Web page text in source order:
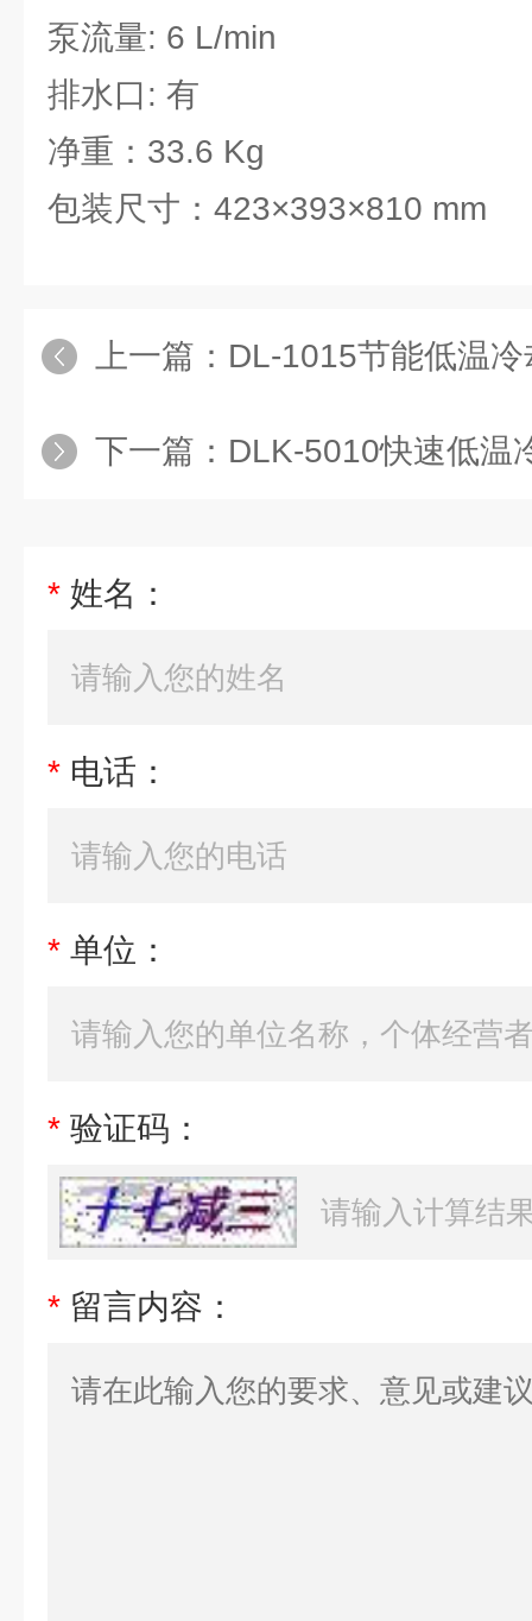
泵流量: 6 L/min
排水口: 有
净重：33.6 Kg
包装尺寸：423×393×810 mm
上一篇： DL-1015节能低温
下一篇： DLK-5010快速低温
* 姓名：
* 电话：
* 单位：
* 验证码：
* 留言内容：